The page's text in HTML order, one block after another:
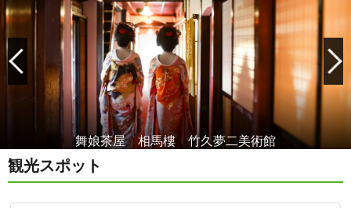
神秘の泉 丸池様
観光スポット